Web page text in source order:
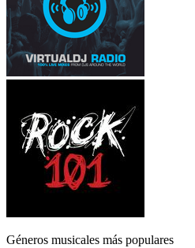
Géneros musicales más populares